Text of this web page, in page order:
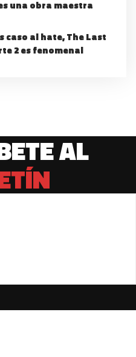
una obra maestra
caso al hate, The Last
2 es fenomenal
AL